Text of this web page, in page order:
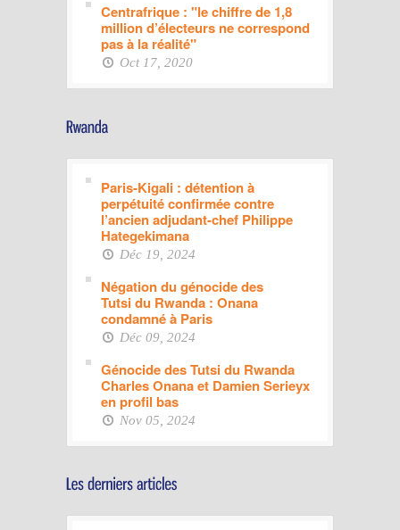
Centrafrique : "le chiffre de 1,8
million d’électeurs ne correspond
pas à la réalité"
Oct 17, 2020
Paris-Kigali : détention à
perpétuité confirmée contre
l’ancien adjudant-chef Philippe
Hategekimana
Déc 19, 2024
Négation du génocide des
Tutsi du Rwanda : Onana
condamné à Paris
Déc 09, 2024
Génocide des Tutsi du Rwanda
Charles Onana et Damien Serieyx
en profil bas
Nov 05, 2024